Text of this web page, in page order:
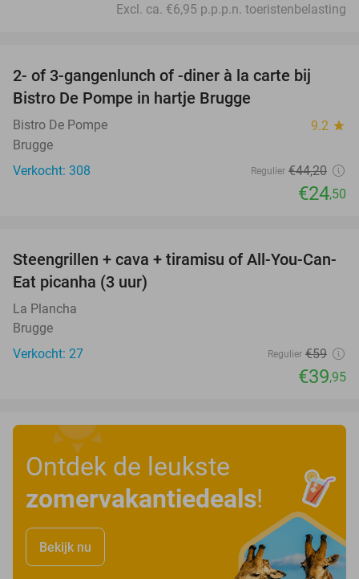
Excl. ca. €6,95 p.p.p.n. toeristenbelasting
45%
2- of 3-gangenlunch of -diner à la carte bij
Bistro De Pompe in hartje Brugge
Bistro De Pompe 9.2 star
Brugge
Verkocht: 308
Regulier €44,20
€24,50
32%
Steengrillen + cava + tiramisu of All-You-Can-
Eat picanha (3 uur)
La Plancha
Brugge
Verkocht: 27
Regulier €59
€39,95
Ontdek de leukste
zomervakantiedeals!
Bekijk nu